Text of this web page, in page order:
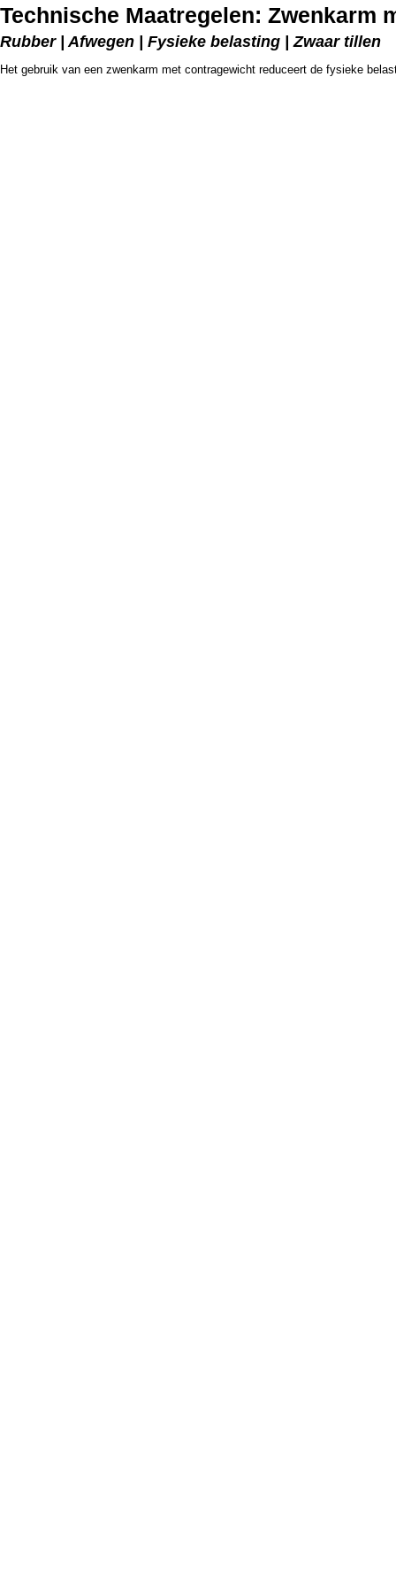
Technische Maatregelen: Zwenkarm
Rubber | Afwegen | Fysieke belasting | Zwaar tillen
Het gebruik van een zwenkarm met contragewicht reduceert de fysieke